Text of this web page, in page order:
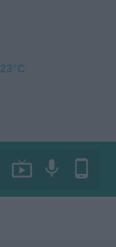
23°C
live_tv mic phone_android